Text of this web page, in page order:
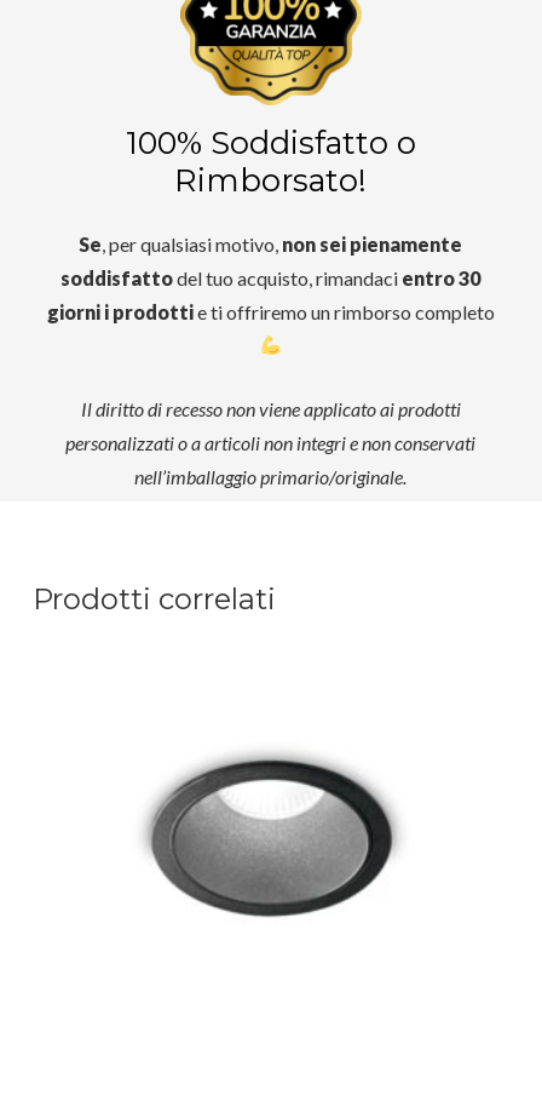
100% Soddisfatto o
Rimborsato!
Se , per qualsiasi motivo, non sei pienamente
soddisfattodel tuo acquisto, rimandaci entro 30
giorni i prodottie ti offriremo un rimborso completo
Il diritto di recesso non viene applicato ai prodotti
personalizzati o a articoli non integri e non conservati
nell’imballaggio primario/originale.
Prodotti correlati